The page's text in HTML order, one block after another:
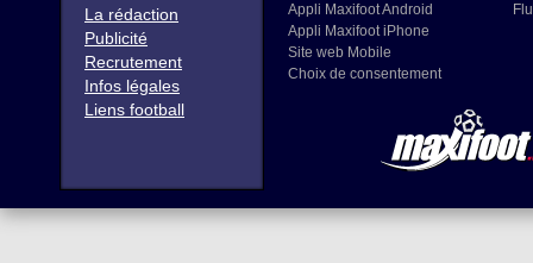
La rédaction
Publicité
Recrutement
Infos légales
Liens football
Appli Maxifoot Android
Appli Maxifoot iPhone
Site web Mobile
Choix de consentement